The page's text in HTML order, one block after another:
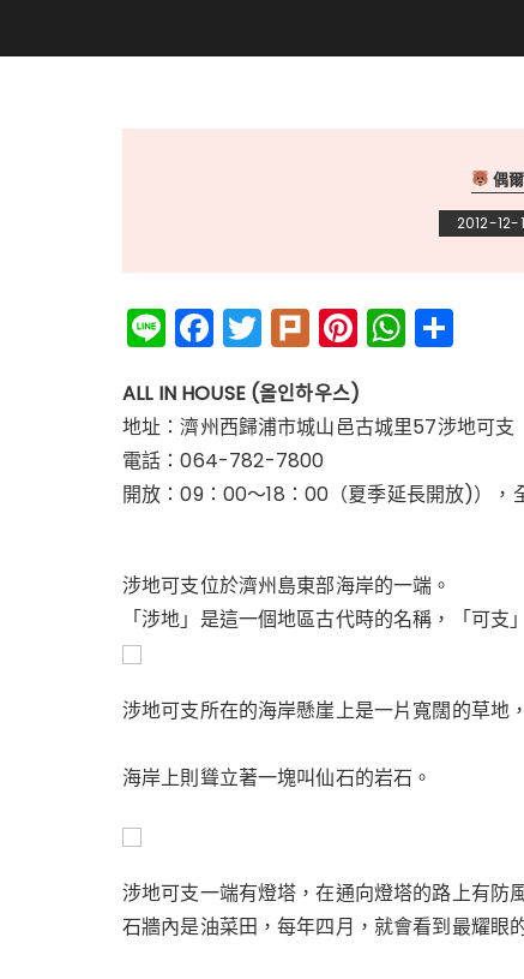
偶
2012-12-
Li
n
e
F
a
c
e
b
o
k
T
w
it
te
r
Pl
ur
k
Pi
n
te
re
st
W
h
a
ts
A
p
ALL IN HOUSE (올인하우스)
地址：濟州西歸浦市城山邑古城里57涉地可支
電話：064-782-7800
開放：09：00～18：00（夏季延長開放)），
涉地可支位於濟州島東部海岸的一端。
「涉地」是這一個地區古代時的名稱，「可
涉地可支所在的海岸懸崖上是一片寬闊的草地
海岸上則聳立著一塊叫仙石的岩石。
涉地可支一端有燈塔，在通向燈塔的路上有防
石牆內是油菜田，每年四月，就會看到最耀眼